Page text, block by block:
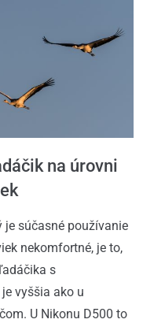
na úrovni
je súčasné používanie
nekomfortné, je to,
s
vyššia ako u
U Nikonu D500 to